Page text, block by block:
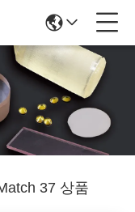
37 상품